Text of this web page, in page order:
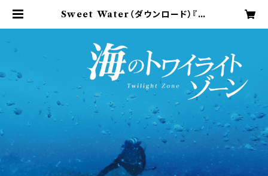
Sweet Water（ダウンロード）『海